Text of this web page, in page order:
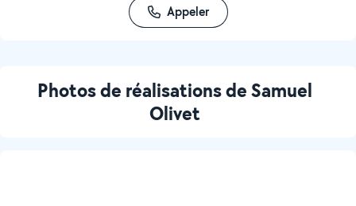
Appeler
Photos de réalisations de Samuel
Olivet